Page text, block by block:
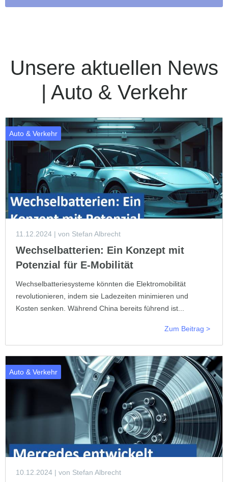
Unsere aktuellen News
| Auto & Verkehr
Auto & Verkehr
11.12.2024 | von Stefan Albrecht
Wechselbatterien: Ein Konzept mit
Potenzial für E-Mobilität
Wechselbatteriesysteme könnten die Elektromobilität
revolutionieren, indem sie Ladezeiten minimieren und
Kosten senken. Während China bereits führend ist...
Zum Beitrag >
Auto & Verkehr
10.12.2024 | von Stefan Albrecht